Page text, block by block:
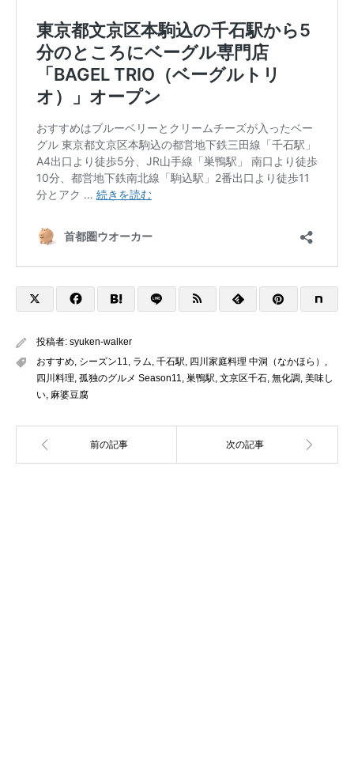
投稿者: syuken-walker
おすすめ, シーズン11, ラム, 千石駅, 四川家庭料理 中洞（なかほら） ,
四川料理, 孤独のグルメ Season11, 巣鴨駅, 文京区千石, 無化調 , 美味し
い, 麻婆豆腐